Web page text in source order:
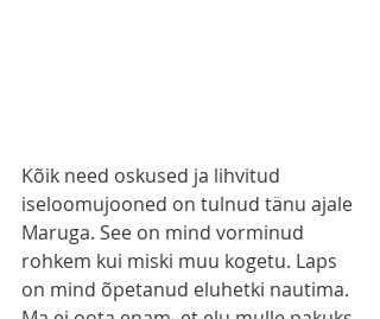
Kõik need oskused ja lihvitud
iseloomujooned on tulnud tänu ajale
Maruga. See on mind vorminud
rohkem kui miski muu kogetu. Laps
on mind õpetanud eluhetki nautima.